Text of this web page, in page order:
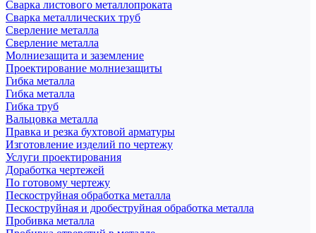
Сварка листового металлопроката
Сварка металлических труб
Сверление металла
Сверление металла
Молниезащита и заземление
Проектирование молниезащиты
Гибка металла
Гибка металла
Гибка труб
Вальцовка металла
Правка и резка бухтовой арматуры
Изготовление изделий по чертежу
Услуги проектирования
Доработка чертежей
По готовому чертежу
Пескоструйная обработка металла
Пескоструйная и дробеструйная обработка металла
Пробивка металла